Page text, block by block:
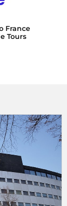
France
Tours